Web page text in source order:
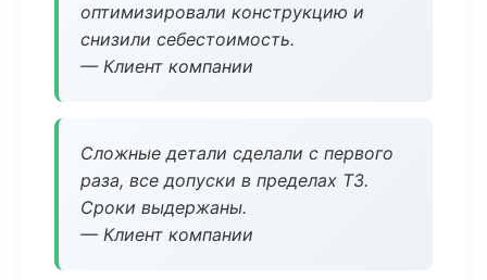
оптимизировали конструкцию и
снизили себестоимость.
— Клиент компании
Сложные детали сделали с первого
раза, все допуски в пределах ТЗ.
Сроки выдержаны.
— Клиент компании